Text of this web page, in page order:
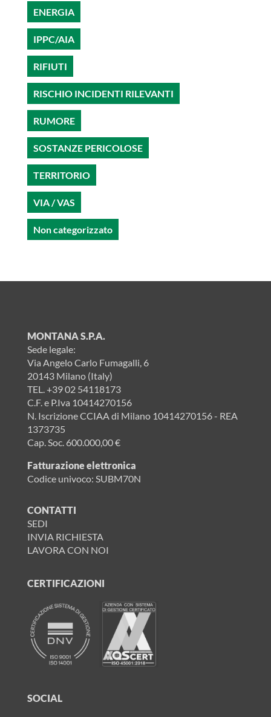
ENERGIA
IPPC/AIA
RIFIUTI
RISCHIO INCIDENTI RILEVANTI
RUMORE
SOSTANZE PERICOLOSE
TERRITORIO
VIA / VAS
Non categorizzato
MONTANA S.P.A.
Sede legale:
Via Angelo Carlo Fumagalli, 6
20143 Milano (Italy)
TEL.+39 02 54118173
C.F. e P.Iva 10414270156
N. Iscrizione CCIAA di Milano 10414270156 - REA
1373735
Cap. Soc. 600.000,00 €
Fatturazione elettronica
Codice univoco: SUBM70N
CONTATTI
SEDI
INVIA RICHIESTA
LAVORA CON NOI
CERTIFICAZIONI
SOCIAL